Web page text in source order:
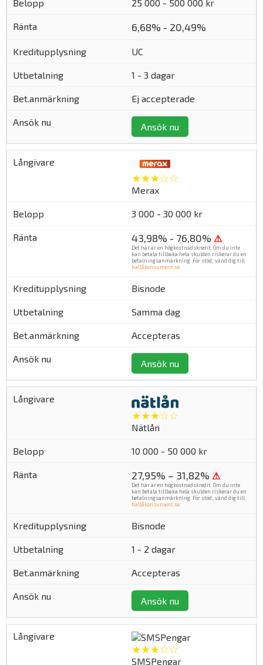
25 000 - 500 000 kr
6,68% - 20,49%
UC
1 - 3 dagar
Ej accepterade
Ansök nu
★★★☆☆
Merax
3 000 - 30 000 kr
43,98% - 76,80% ⚠
Det här är en högkostnadskredit. Om du inte
kan betala tillbaka hela skulden riskerar du en
betalningsanmärkning. För stöd, vänd dig till
hallåkonsument.se.
Bisnode
Samma dag
Accepteras
Ansök nu
★★★☆☆
Nätlån
10 000 - 50 000 kr
27,95% – 31,82% ⚠
Det här är en högkostnadskredit. Om du inte
kan betala tillbaka hela skulden riskerar du en
betalningsanmärkning. För stöd, vänd dig till
hallåkonsument.se
Bisnode
1 - 2 dagar
Accepteras
Ansök nu
★★★☆☆
SMSPengar